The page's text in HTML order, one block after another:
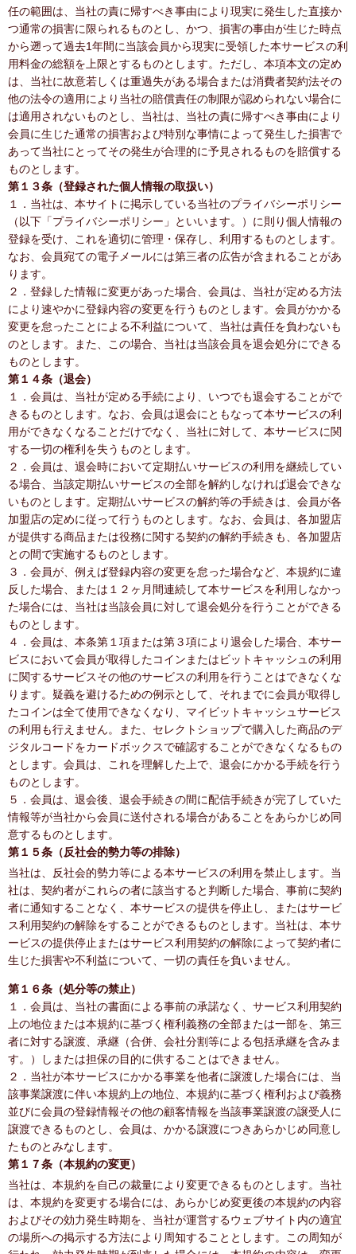
任の範囲は、当社の責に帰すべき事由により現実に発生した直接か
つ通常の損害に限られるものとし、かつ、損害の事由が生じた時点
から遡って過去1年間に当該会員から現実に受領した本サービスの利
用料金の総額を上限とするものとします。ただし、本項本文の定め
は、当社に故意若しくは重過失がある場合または消費者契約法その
他の法令の適用により当社の賠償責任の制限が認められない場合に
は適用されないものとし、当社は、当社の責に帰すべき事由により
会員に生じた通常の損害および特別な事情によって発生した損害で
あって当社にとってその発生が合理的に予見されるものを賠償する
ものとします。
第１３条（登録された個人情報の取扱い）
１．当社は、本サイトに掲示している当社のプライバシーポリシー
（以下「プライバシーポリシー」といいます。）に則り個人情報の
登録を受け、これを適切に管理・保存し、利用するものとします。
なお、会員宛ての電子メールには第三者の広告が含まれることがあ
ります。
２．登録した情報に変更があった場合、会員は、当社が定める方法
により速やかに登録内容の変更を行うものとします。会員がかかる
変更を怠ったことによる不利益について、当社は責任を負わないも
のとします。また、この場合、当社は当該会員を退会処分にできる
ものとします。
第１４条（退会）
１．会員は、当社が定める手続により、いつでも退会することがで
きるものとします。なお、会員は退会にともなって本サービスの利
用ができなくなることだけでなく、当社に対して、本サービスに関
する一切の権利を失うものとします。
２．会員は、退会時において定期払いサービスの利用を継続してい
る場合、当該定期払いサービスの全部を解約しなければ退会できな
いものとします。定期払いサービスの解約等の手続きは、会員が各
加盟店の定めに従って行うものとします。なお、会員は、各加盟店
が提供する商品または役務に関する契約の解約手続きも、各加盟店
との間で実施するものとします。
３．会員が、例えば登録内容の変更を怠った場合など、本規約に違
反した場合、または１２ヶ月間連続して本サービスを利用しなかっ
た場合には、当社は当該会員に対して退会処分を行うことができる
ものとします。
４．会員は、本条第１項または第３項により退会した場合、本サー
ビスにおいて会員が取得したコインまたはビットキャッシュの利用
に関するサービスその他のサービスの利用を行うことはできなくな
ります。疑義を避けるための例示として、それまでに会員が取得し
たコインは全て使用できなくなり、マイビットキャッシュサービス
の利用も行えません。また、セレクトショップで購入した商品のデ
ジタルコードをカードボックスで確認することができなくなるもの
とします。会員は、これを理解した上で、退会にかかる手続を行う
ものとします。
５．会員は、退会後、退会手続きの間に配信手続きが完了していた
情報等が当社から会員に送付される場合があることをあらかじめ同
意するものとします。
第１５条（反社会的勢力等の排除）
当社は、反社会的勢力等による本サービスの利用を禁止します。当
社は、契約者がこれらの者に該当すると判断した場合、事前に契約
者に通知することなく、本サービスの提供を停止し、またはサービ
ス利用契約の解除をすることができるものとします。当社は、本サ
ービスの提供停止またはサービス利用契約の解除によって契約者に
生じた損害や不利益について、一切の責任を負いません。
第１６条（処分等の禁止）
１．会員は、当社の書面による事前の承諾なく、サービス利用契約
上の地位または本規約に基づく権利義務の全部または一部を、第三
者に対する譲渡、承継（合併、会社分割等による包括承継を含みま
す。）しまたは担保の目的に供することはできません。
２．当社が本サービスにかかる事業を他者に譲渡した場合には、当
該事業譲渡に伴い本規約上の地位、本規約に基づく権利および義務
並びに会員の登録情報その他の顧客情報を当該事業譲渡の譲受人に
譲渡できるものとし、会員は、かかる譲渡につきあらかじめ同意し
たものとみなします。
第１７条（本規約の変更）
当社は、本規約を自己の裁量により変更できるものとします。当社
は、本規約を変更する場合には、あらかじめ変更後の本規約の内容
およびその効力発生時期を、当社が運営するウェブサイト内の適宜
の場所への掲示する方法により周知することとします。この周知が